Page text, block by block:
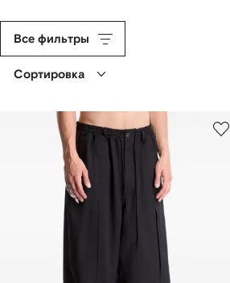
Все фильтры
Сортировка